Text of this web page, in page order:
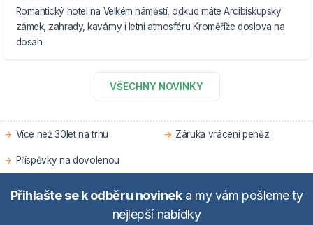
Romantický hotel na Velkém náměstí, odkud máte Arcibiskupský
zámek, zahrady, kavárny i letní atmosféru Kroměříže doslova na
dosah
VŠECHNY NOVINKY
Více než 30let na trhu Záruka vrácení peněz
Příspěvky na dovolenou
Přihlašte se k odběru novineka my vám pošleme ty
nejlepší nabídky